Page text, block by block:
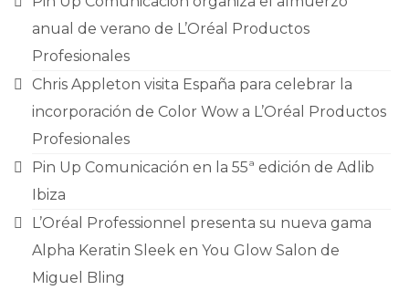
anual de verano de L’Oréal Productos
Profesionales
Chris Appleton visita España para celebrar la
incorporación de Color Wow a L’Oréal Productos
Profesionales
Pin Up Comunicación en la 55ª edición de Adlib
Ibiza
L’Oréal Professionnel presenta su nueva gama
Alpha Keratin Sleek en You Glow Salon de
Miguel Bling